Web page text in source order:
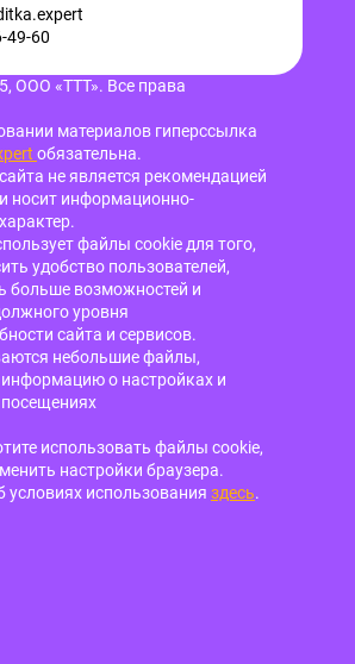
49-60
ООО «ТТТ». Все права
материалов гиперссылка
обязательна.
не является рекомендацией
носит информационно-
файлы cookie для того,
удобство пользователей,
больше возможностей и
уровня
сайта и сервисов.
небольшие файлы,
о настройках и
использовать файлы cookie,
настройки браузера.
условиях использования здесь.